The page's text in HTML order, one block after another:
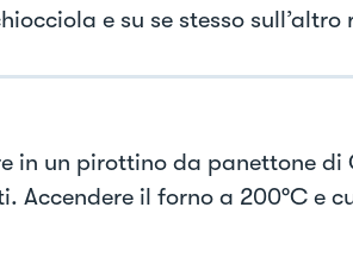
e su se stesso sull’altro
in un pirottino da panettone
Accendere il forno a 200°C e